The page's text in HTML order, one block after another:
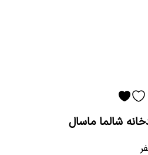
شالما ماسال